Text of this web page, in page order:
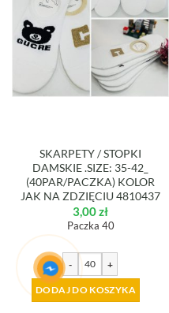
SKARPETY / STOPKI
DAMSKIE .SIZE: 35-42_
(40PAR/PACZKA) KOLOR
JAK NA ZDZIĘCIU 4810437
3,00zł
Paczka 40
- +
DODAJ DO KOSZYKA